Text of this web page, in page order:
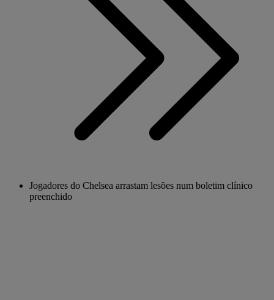
Jogadores do Chelsea arrastam lesões num boletim clínico
preenchido